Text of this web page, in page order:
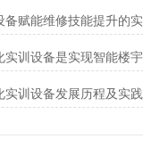
实训设备发展历程及实践